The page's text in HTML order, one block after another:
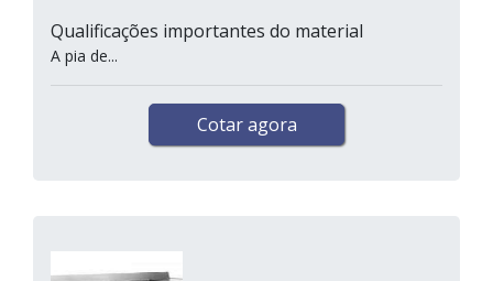
Qualificações importantes do material
A pia de...
Cotar agora